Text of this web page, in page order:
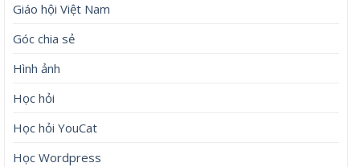
Giáo hội Việt Nam
Góc chia sẻ
Hình ảnh
Học hỏi
Học hỏi YouCat
Học Wordpress